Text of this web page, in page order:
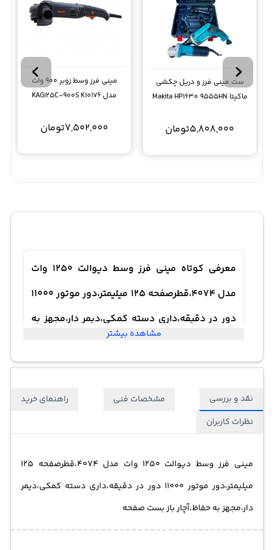
ست مینی فرز و دریل چکشی
ماکیتا Makita HP1630 9555HN
5,808,000تومان
مینی فرز وسط زوبر 900 وات
مدل KAG125C-900S K10176
7,502,000تومان
معرفی کوتاه مینی فرز وسط دیوالت 1250 وات
مدل 4074،قطرصفحه 125 میلیمتر،دور موتور 11000
دور در دقیقه،داری دسته کمکی،دیمر دار،مجهز به
مشاهده بیشتر
نقد و بررسی مشخصات فنی
راهنمای خرید
نظرات کاربران
مینی فرز وسط دیوالت 1250 وات مدل 4074،قطرصفحه 125
میلیمتر،دور موتور 11000 دور در دقیقه،داری دسته کمکی،دیمر
دار،مجهز به حفا‌ظ،آچار باز بست صفحه